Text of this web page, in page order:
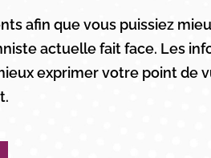
afin que vous puissiez
actuelle fait face. Les
exprimer votre point de